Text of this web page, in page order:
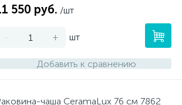
550 руб. /шт
- + шт
Добавить к сравнению
чаша CeramaLux 76 см 7862